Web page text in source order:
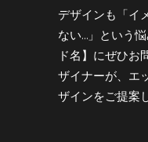
デザインも「イ
ない…」という
ド名】にぜひお
ザイナーが、エ
ザインをご提案